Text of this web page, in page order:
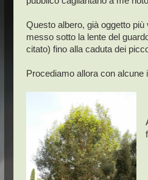
Questo albero, già oggetto
messo sotto la lente del
citato) fino alla caduta dei
Procediamo allora con